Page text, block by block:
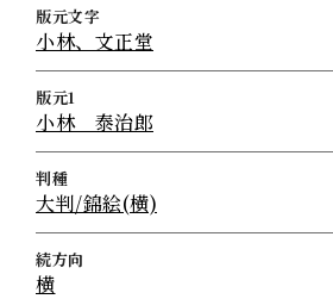
版元文字
小林、文正堂
版元1
小林 泰治郎
判種
大判/錦絵(横)
続方向
横